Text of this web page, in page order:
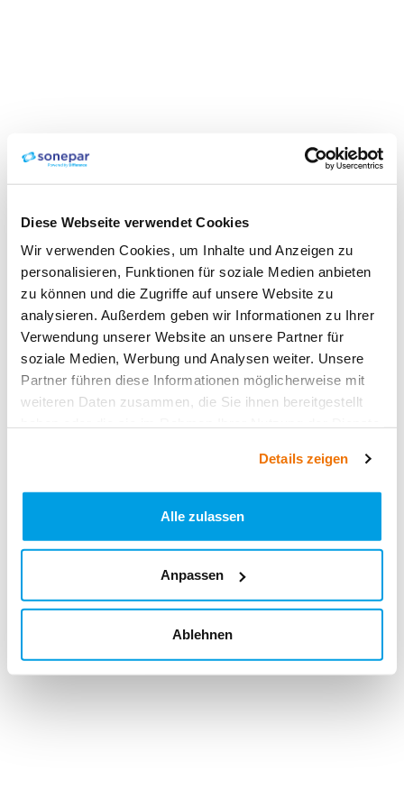
Diese Webseite verwendet Cookies
Wir verwenden Cookies, um Inhalte und Anzeigen zu
personalisieren, Funktionen für soziale Medien anbieten
zu können und die Zugriffe auf unsere Website zu
analysieren. Außerdem geben wir Informationen zu Ihrer
Verwendung unserer Website an unsere Partner für
soziale Medien, Werbung und Analysen weiter. Unsere
Partner führen diese Informationen möglicherweise mit
weiteren Daten zusammen, die Sie ihnen bereitgestellt
Details zeigen
Alle zulassen
Anpassen
Ablehnen